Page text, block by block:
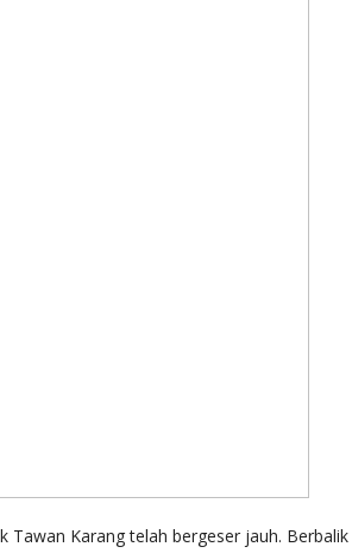
Tawan Karang telah bergeser jauh. Berbalik